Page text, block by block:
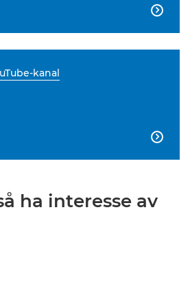

kanal

ha interesse av